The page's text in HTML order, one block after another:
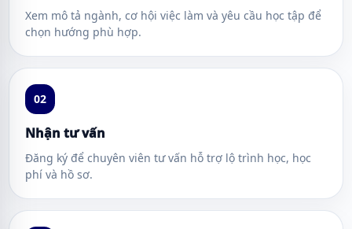
Xem mô tả ngành, cơ hội việc làm và yêu cầu học tập để
chọn hướng phù hợp.
02
Nhận tư vấn
Đăng ký để chuyên viên tư vấn hỗ trợ lộ trình học, học
phí và hồ sơ.